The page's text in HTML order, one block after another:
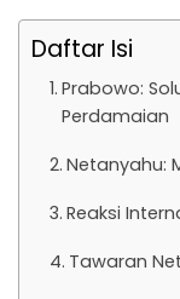
Daftar Isi
Prabowo:
Perdamaian
Netanyahu:
Reaksi
Tawaran